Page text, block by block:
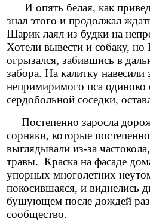
И опять белая, как
знал этого и продолжал
Шарик лаял из будки на
Хотели вывести и собаку,
огрызался, забившись в
забора. На калитку
непримиримого пса одиноко
сердобольной соседки,
Постепенно заросла
сорняки, которые
выглядывали из-за
травы. Краска на фасаде
упорных многолетних
покосившаяся, и виднелись
бушующем после дождей
сообщество.